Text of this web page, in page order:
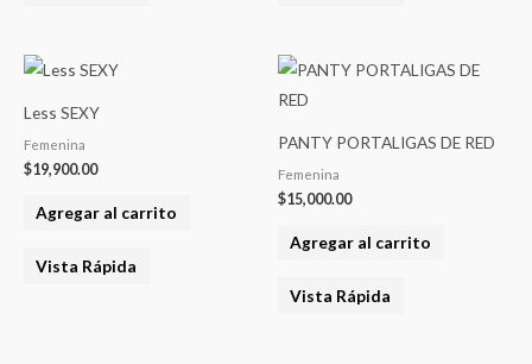
producto
Less SEXY
Femenina
$19,900.00
Agregar al carrito
Vista Rápida
PANTY PORTALIGAS DE RED
Femenina
$15,000.00
Agregar al carrito
Vista Rápida